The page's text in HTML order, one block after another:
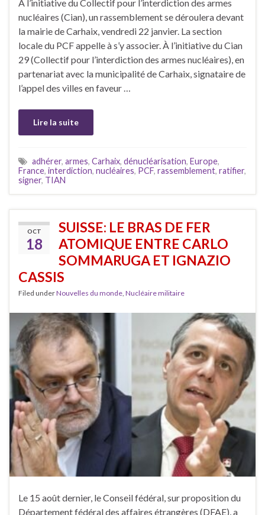
À l’initiative du Collectif pour l’interdiction des armes
nucléaires (Cian), un rassemblement se déroulera devant
la mairie de Carhaix, vendredi 22 janvier. La section
locale du PCF appelle à s’y associer. À l’initiative du Cian
29 (Collectif pour l’interdiction des armes nucléaires), en
partenariat avec la municipalité de Carhaix, signataire de
l’appel des villes en faveur …
Lire la suite
adhérer, armes, Carhaix, dénucléarisation, Europe,
France, interdiction, nucléaires, PCF, rassemblement, ratifier,
signer, TIAN
OCT
18
SUISSE: LE BRAS DE FER
ATOMIQUE ENTRE CARLO
SOMMARUGA ET IGNAZIO
CASSIS
Filed underNouvelles du monde Nucléaire militaire
Le 15 août dernier, le Conseil fédéral, sur proposition du
Département fédéral des affaires étrangères (DFAE), a